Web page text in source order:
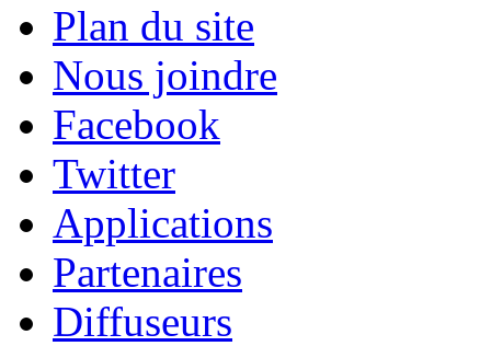
Plan du site
Nous joindre
Facebook
Twitter
Applications
Partenaires
Diffuseurs